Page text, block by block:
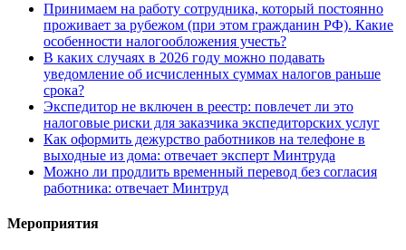
Принимаем на работу сотрудника, который постоянно
проживает за рубежом (при этом гражданин РФ). Какие
особенности налогообложения учесть?
В каких случаях в 2026 году можно подавать
уведомление об исчисленных суммах налогов раньше
срока?
Экспедитор не включен в реестр: повлечет ли это
налоговые риски для заказчика экспедиторских услуг
Как оформить дежурство работников на телефоне в
выходные из дома: отвечает эксперт Минтруда
Можно ли продлить временный перевод без согласия
работника: отвечает Минтруд
Мероприятия